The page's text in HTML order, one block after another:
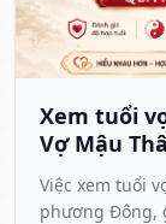
Xem tuổi
Vợ Mậu
Việc xem tuổi
phương Đông,